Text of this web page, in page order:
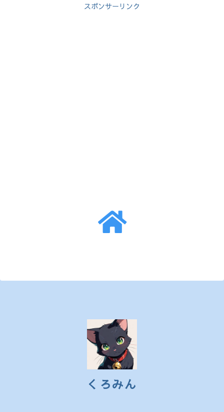
通い詰めた方がいいのかもしれず。頻繁
スポンサーリンク
くろみん